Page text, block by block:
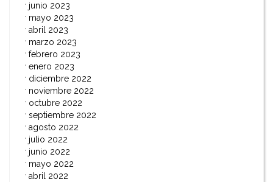
junio 2023
mayo 2023
abril 2023
marzo 2023
febrero 2023
enero 2023
diciembre 2022
noviembre 2022
octubre 2022
septiembre 2022
agosto 2022
julio 2022
junio 2022
mayo 2022
abril 2022